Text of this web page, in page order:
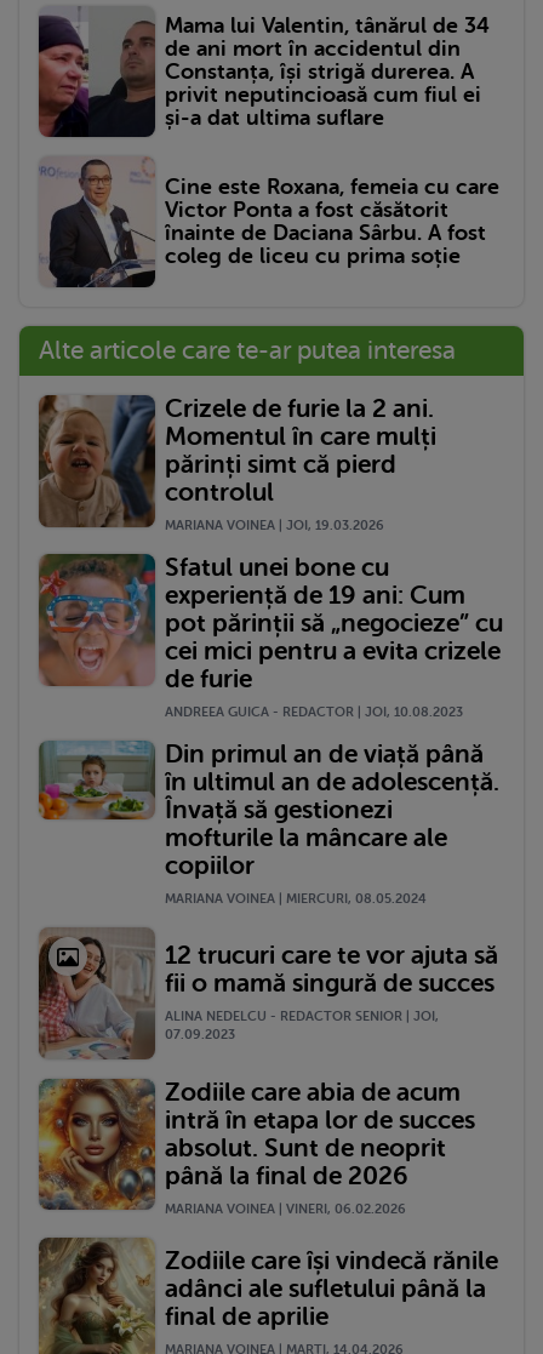
Mama lui Valentin, tânărul de 34
de ani mort în accidentul din
Constanța, își strigă durerea. A
privit neputincioasă cum fiul ei
și-a dat ultima suflare
Cine este Roxana, femeia cu care
Victor Ponta a fost căsătorit
înainte de Daciana Sârbu. A fost
coleg de liceu cu prima soție
Alte articole care te-ar putea interesa
Crizele de furie la 2 ani.
Momentul în care mulți
părinți simt că pierd
controlul
MARIANA VOINEA | JOI, 19.03.2026
Sfatul unei bone cu
experiență de 19 ani: Cum
pot părinții să „negocieze” cu
cei mici pentru a evita crizele
de furie
ANDREEA GUICA - REDACTOR | JOI, 10.08.2023
Din primul an de viață până
în ultimul an de adolescență.
Învață să gestionezi
mofturile la mâncare ale
copiilor
MARIANA VOINEA | MIERCURI, 08.05.2024
12 trucuri care te vor ajuta să
fii o mamă singură de succes
ALINA NEDELCU - REDACTOR SENIOR | JOI,
07.09.2023
Zodiile care abia de acum
intră în etapa lor de succes
absolut. Sunt de neoprit
până la final de 2026
MARIANA VOINEA | VINERI, 06.02.2026
Zodiile care își vindecă rănile
adânci ale sufletului până la
final de aprilie
MARIANA VOINEA | MARŢI, 14.04.2026